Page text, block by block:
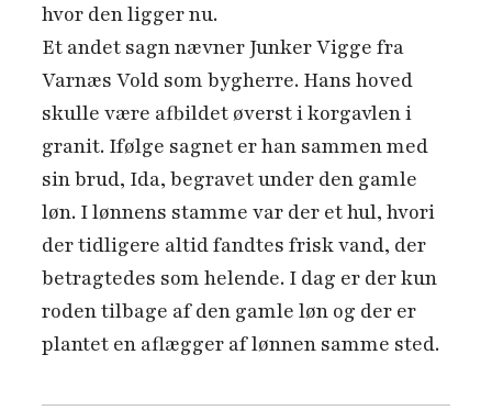
hvor den ligger nu.
Et andet sagn nævner Junker Vigge fra
Varnæs Vold som bygherre. Hans hoved
skulle være afbildet øverst i korgavlen i
granit. Ifølge sagnet er han sammen med
sin brud, Ida, begravet under den gamle
løn. I lønnens stamme var der et hul, hvori
der tidligere altid fandtes frisk vand, der
betragtedes som helende. I dag er der kun
roden tilbage af den gamle løn og der er
plantet en aflægger af lønnen samme sted.